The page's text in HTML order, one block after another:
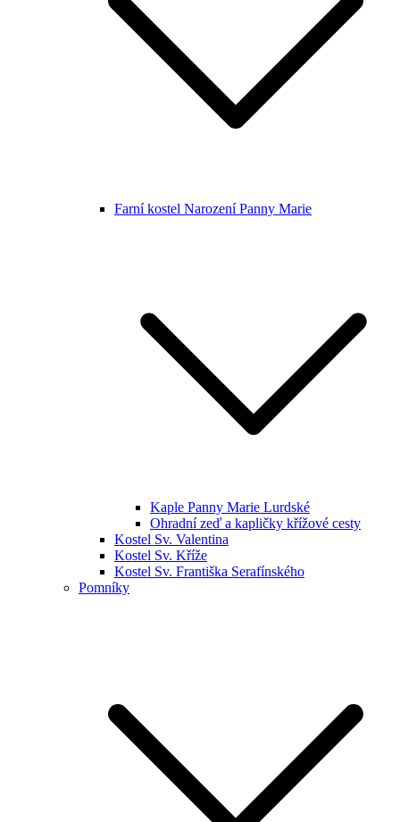
Farní kostel Narození Panny Marie
Kaple Panny Marie Lurdské
Ohradní zeď a kapličky křížové cesty
Kostel Sv. Valentina
Kostel Sv. Kříže
Kostel Sv. Františka Serafínského
Pomníky